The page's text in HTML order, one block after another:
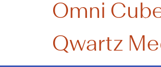
Omni
Qwartz